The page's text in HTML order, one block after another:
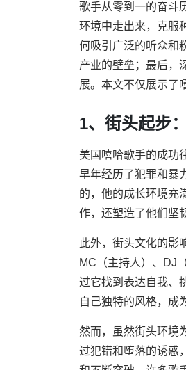
歌手从零到一的奋斗
环境中走出来，克服
何吸引广泛的听众和
产业的壁垒；最后，
展。本文不仅展示了
1、街头起步
美国嘻哈歌手的成功
早年经历了犯罪和暴
的，他的成长环境充
作，还塑造了他们坚
此外，街头文化的影
MC（主持人）、DJ
过它找到表达自我、
自己独特的风格，成
然而，虽然街头环境
过犯错和堕落的诱惑